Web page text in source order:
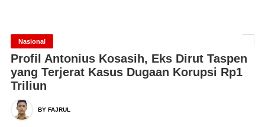
Nasional
Profil Antonius Kosasih, Eks Dirut Taspen
yang Terjerat Kasus Dugaan Korupsi Rp1
Triliun
BY FAJRUL